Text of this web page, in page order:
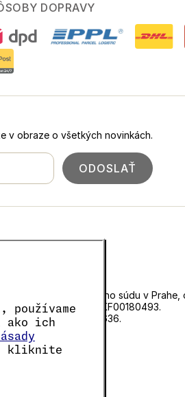
používame
ako ich
kliknite
DOPRAVY
v obraze o všetkých novinkách.
ODOSLAŤ
registri Mestského súdu v
KOM pod číslom EKF00180493.
registračné číslo 0636.